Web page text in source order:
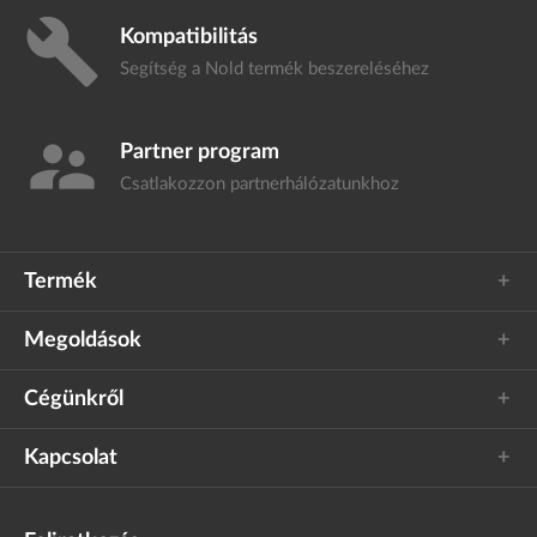
build Kompatibilitás
Segítség a Nold termék beszereléséhez
supervisor_account Partner program
Csatlakozzon partnerhálózatunkhoz
Termék
Megoldások
Cégünkről
Kapcsolat